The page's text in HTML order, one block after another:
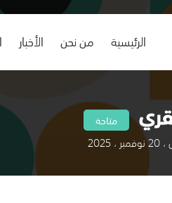
الرئيسية
(current) من نحن الأخبار
متاحة